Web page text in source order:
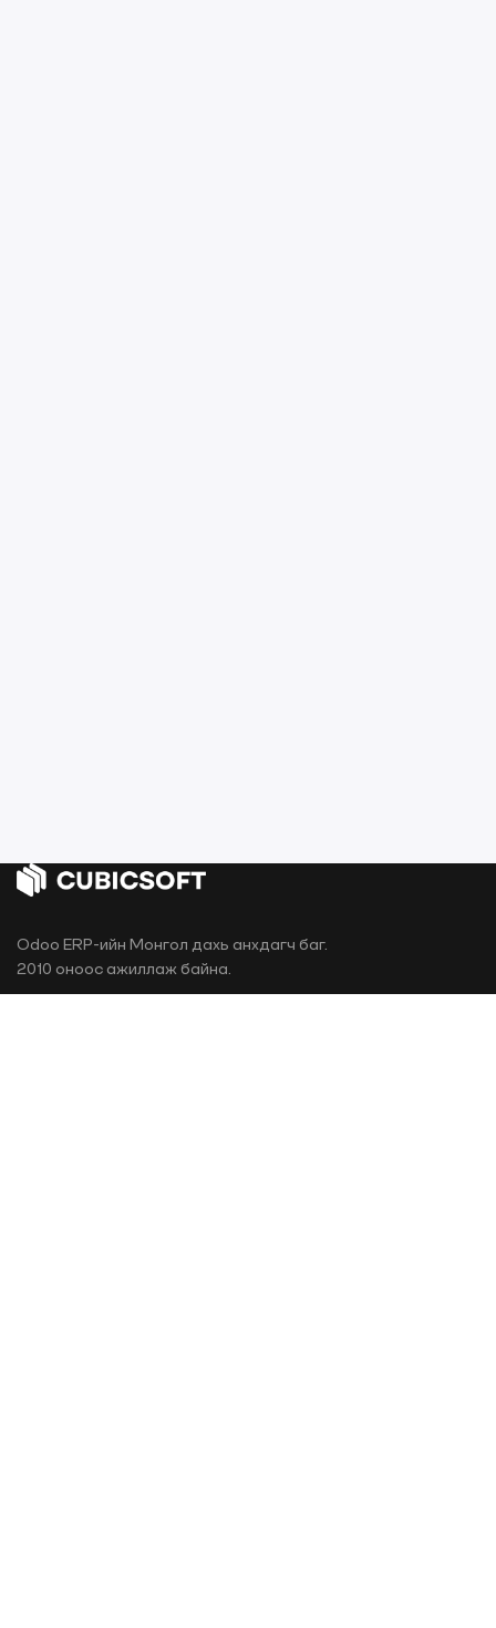
Odoo ERP-ийн Монгол дахь анхдагч баг.
2010 оноос ажиллаж байна.